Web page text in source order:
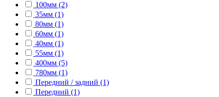
100мм (2)
35мм (1)
80мм (1)
60мм (1)
40мм (1)
55мм (1)
400мм (5)
780мм (1)
Передний / задний (1)
Передний (1)